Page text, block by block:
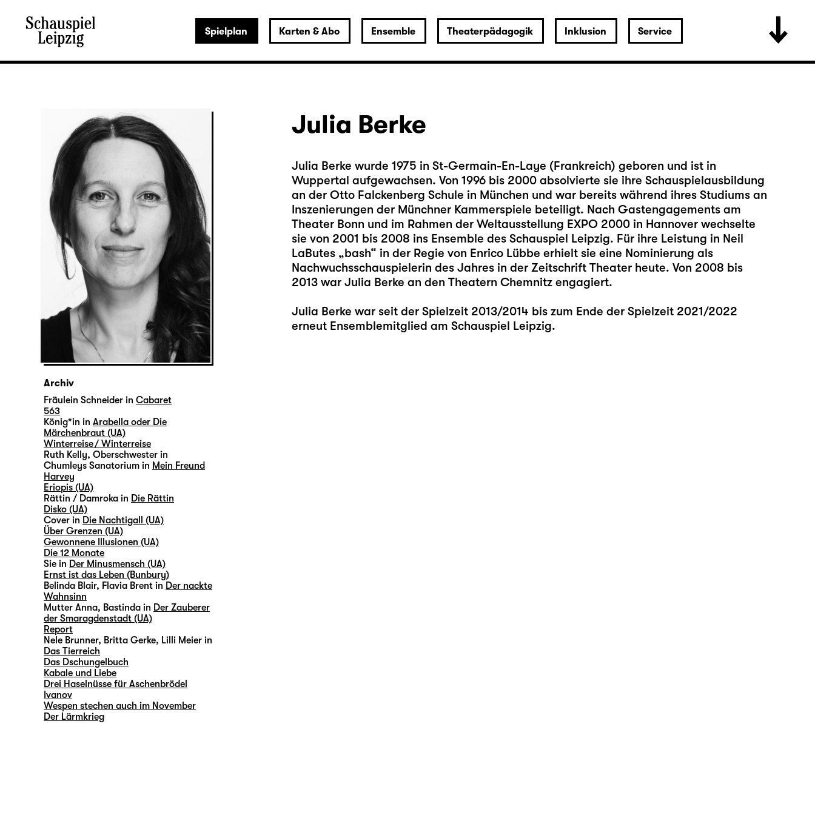
Spielplan Karten & Abo Ensemble Theaterpädagogik Inklusion Service
Julia Berke
Julia Berke wurde 1975 in St-Germain-En-Laye (Frankreich) geboren und ist in
Wuppertal aufgewachsen. Von 1996 bis 2000 absolvierte sie ihre Schauspielausbildung
an der Otto Falckenberg Schule in München und war bereits während ihres Studiums an
Inszenierungen der Münchner Kammerspiele beteiligt. Nach Gastengagements am
Theater Bonn und im Rahmen der Weltausstellung EXPO 2000 in Hannover wechselte
sie von 2001 bis 2008 ins Ensemble des Schauspiel Leipzig. Für ihre Leistung in Neil
LaButes „bash“ in der Regie von Enrico Lübbe erhielt sie eine Nominierung als
Nachwuchsschauspielerin des Jahres in der Zeitschrift Theater heute. Von 2008 bis
2013 war Julia Berke an den Theatern Chemnitz engagiert.
Julia Berke war seit der Spielzeit 2013/2014 bis zum Ende der Spielzeit 2021/2022
erneut Ensemblemitglied am Schauspiel Leipzig.
Archiv
Fräulein Schneider in Cabaret
563
König*in in Arabella oder Die
Märchenbraut (UA)
Winterreise / Winterreise
Ruth Kelly, Oberschwester in
Chumleys Sanatorium in Mein Freund
Harvey
Eriopis (UA)
Rättin / Damroka in Die Rättin
Disko (UA)
Cover in Die Nachtigall (UA)
Über Grenzen (UA)
Gewonnene Illusionen (UA)
Die 12 Monate
Sie in Der Minusmensch (UA)
Ernst ist das Leben (Bunbury)
Belinda Blair, Flavia Brent in Der nackte
Wahnsinn
Mutter Anna, Bastinda in Der Zauberer
der Smaragdenstadt (UA)
Report
Nele Brunner, Britta Gerke, Lilli Meier in
Das Tierreich
Das Dschungelbuch
Kabale und Liebe
Drei Haselnüsse für Aschenbrödel
Ivanov
Wespen stechen auch im November
Der Lärmkrieg